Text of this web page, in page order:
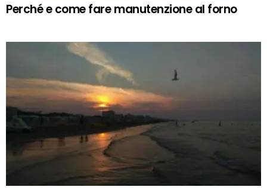
Perché e come fare manutenzione al forno